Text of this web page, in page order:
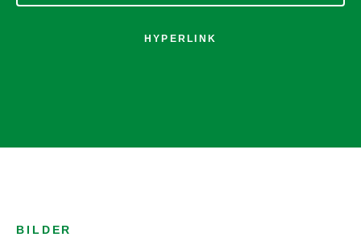
HYPERLINK
BILDER